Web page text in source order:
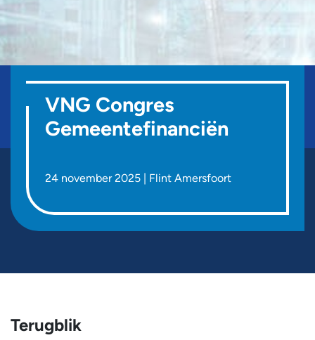
VNG Congres
Gemeentefinanciën
24 november 2025 | Flint Amersfoort
Terugblik